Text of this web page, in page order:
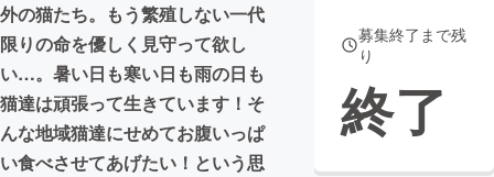
外の猫たち。もう繁殖しない一代
限りの命を優しく見守って欲し
い…。暑い日も寒い日も雨の日も
猫達は頑張って生きています！そ
んな地域猫達にせめてお腹いっぱ
い食べさせてあげたい！という思
募集終了まで残
り
終了